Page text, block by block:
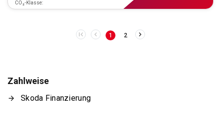
CO₂-Klasse:
1 2
Zahlweise
Skoda Finanzierung